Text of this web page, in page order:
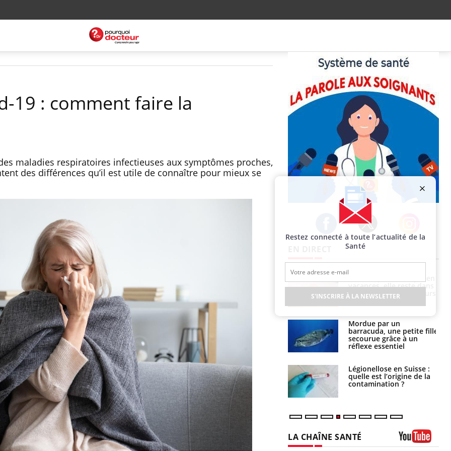
19 : comment faire la
maladies respiratoires infectieuses aux symptômes proches,
des différences qu’il est utile de connaître pour mieux se
Facebook Twitter Instagram
Pourquoi manger moins
de protéines pourrait
finalement être bénéfique
Grossesse et chaleur : ce
que dit la science
Le smartphone nuit-il à
l'apprentissage de la
lecture ?
vacances, elle reste dans
le coma pendant 42 jours
Mordue par un
barracuda, une petite fille
secourue grâce à un
réflexe essentiel
Légionellose en Suisse :
quelle est l’origine de la
contamination ?
une nouvelle arme contre
les réactions sévères
Comment gérer le
sommeil des enfants en
vacances ?
Bilan prévention : ce que
les kinés pourront
bientôt faire
LA CHAÎNE SANTÉ
Restez connecté à toute l’actualité de la
Santé
S'INSCRIRE À LA NEWSLETTER